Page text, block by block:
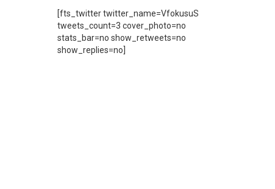
[fts_twitter twitter_name=VfokusuS
tweets_count=3 cover_photo=no
stats_bar=no show_retweets=no
show_replies=no]